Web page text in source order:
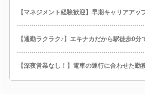
【マネジメント経験歓迎】早期キャリアアッ
【通勤ラクラク♪】エキナカだから駅徒歩0分
【深夜営業なし！】電車の運行に合わせた勤